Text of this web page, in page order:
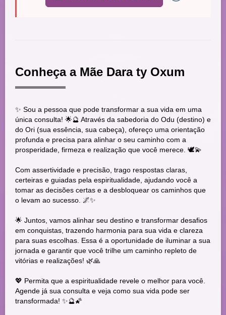
Conheça a Mãe Dara ty Oxum
✨ Sou a pessoa que pode transformar a sua vida em uma
única consulta! 🌟🔮 Através da sabedoria do Odu (destino) e
do Ori (sua essência, sua cabeça), ofereço uma orientação
profunda e precisa para alinhar o seu caminho com a
prosperidade, firmeza e realização que você merece. 🕊️💫
Com assertividade e precisão, trago respostas claras,
certeiras e guiadas pela espiritualidade, ajudando você a
tomar as decisões certas e a desbloquear os caminhos que
o levam ao sucesso. 🌌✨
🌟 Juntos, vamos alinhar seu destino e transformar desafios
em conquistas, trazendo harmonia para sua vida e clareza
para suas escolhas. Essa é a oportunidade de iluminar a sua
jornada e garantir que você trilhe um caminho repleto de
vitórias e realizações! 🌿🙏
💖 Permita que a espiritualidade revele o melhor para você.
Agende já sua consulta e veja como sua vida pode ser
transformada! ✨🔮🌠